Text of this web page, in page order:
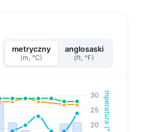
metryczny
(m, °C)
anglosaski
(ft, °F)